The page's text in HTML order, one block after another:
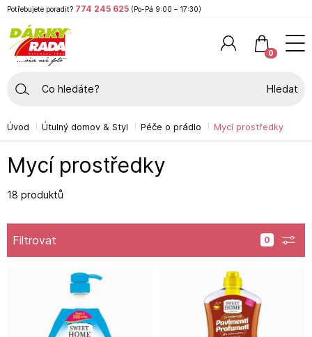
Úvod Útulný domov & Styl Péče o prádlo Mycí prostředky
Mycí prostředky
18 produktů
Filtrovat
Potřebujete poradit? 774 245 625 (Po-Pá 9:00 – 17:30)
0
Hledat